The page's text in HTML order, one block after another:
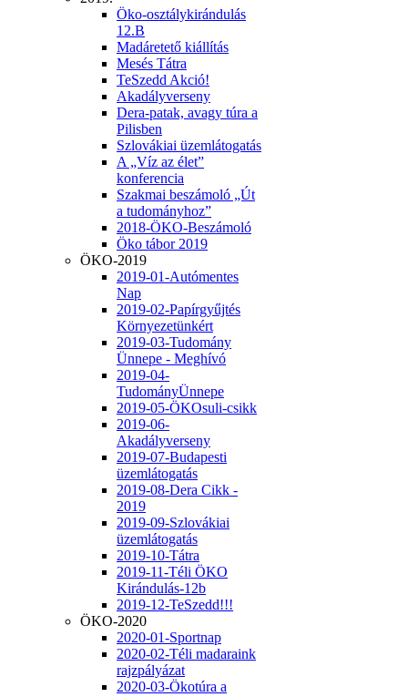
Öko-osztálykirándulás
12.B
Madáretető kiállítás
Mesés Tátra
TeSzedd Akció!
Akadályverseny
Dera-patak, avagy túra a
Pilisben
Szlovákiai üzemlátogatás
A „Víz az élet”
konferencia
Szakmai beszámoló „Út
a tudományhoz”
2018-ÖKO-Beszámoló
Öko tábor 2019
ÖKO-2019
2019-01-Autómentes
Nap
2019-02-Papírgyűjtés
Környezetünkért
2019-03-Tudomány
Ünnepe - Meghívó
2019-04-
TudományÜnnepe
2019-05-ÖKOsuli-csikk
2019-06-
Akadályverseny
2019-07-Budapesti
üzemlátogatás
2019-08-Dera Cikk -
2019
2019-09-Szlovákiai
üzemlátogatás
2019-10-Tátra
2019-11-Téli ÖKO
Kirándulás-12b
2019-12-TeSzedd!!!
ÖKO-2020
2020-01-Sportnap
2020-02-Téli madaraink
rajzpályázat
2020-03-Ökotúra a